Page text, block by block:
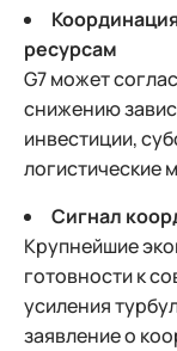
ресурсам
G7 может
снижению
инвестиции,
логистические
Сигнал
Крупнейшие
готовности к
усиления
заявление о